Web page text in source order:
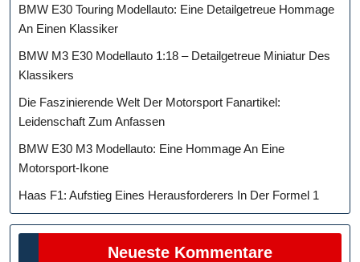
BMW E30 Touring Modellauto: Eine Detailgetreue Hommage
An Einen Klassiker
BMW M3 E30 Modellauto 1:18 – Detailgetreue Miniatur Des
Klassikers
Die Faszinierende Welt Der Motorsport Fanartikel:
Leidenschaft Zum Anfassen
BMW E30 M3 Modellauto: Eine Hommage An Eine
Motorsport-Ikone
Haas F1: Aufstieg Eines Herausforderers In Der Formel 1
Neueste Kommentare